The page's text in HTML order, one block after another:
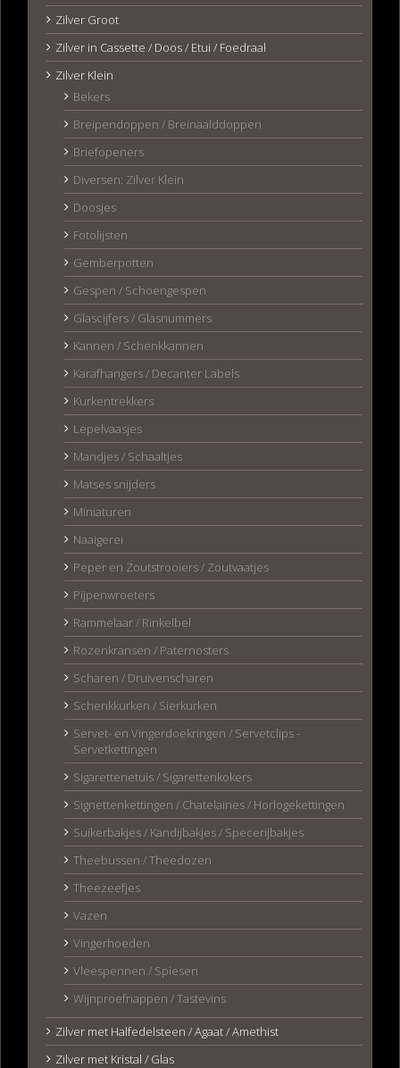
Zilver Groot
Zilver in Cassette / Doos / Etui / Foedraal
Zilver Klein
Bekers
Breipendoppen / Breinaalddoppen
Briefopeners
Diversen: Zilver Klein
Doosjes
Fotolijsten
Gemberpotten
Gespen / Schoengespen
Glascijfers / Glasnummers
Kannen / Schenkkannen
Karafhangers / Decanter Labels
Kurkentrekkers
Lepelvaasjes
Mandjes / Schaaltjes
Matses snijders
Miniaturen
Naaigerei
Peper en Zoutstrooiers / Zoutvaatjes
Pijpenwroeters
Rammelaar / Rinkelbel
Rozenkransen / Paternosters
Scharen / Druivenscharen
Schenkkurken / Sierkurken
Servet- en Vingerdoekringen / Servetclips -
Servetkettingen
Sigarettenetuis / Sigarettenkokers
Signettenkettingen / Chatelaines / Horlogekettingen
Suikerbakjes / Kandijbakjes / Specerijbakjes
Theebussen / Theedozen
Theezeefjes
Vazen
Vingerhoeden
Vleespennen / Spiesen
Wijnproefnappen / Tastevins
Zilver met Halfedelsteen / Agaat / Amethist
Zilver met Kristal / Glas